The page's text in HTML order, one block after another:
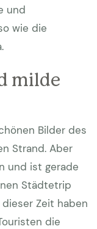
und
wie die
milde
Bilder des
Strand. Aber
und ist gerade
Städtetrip
Zeit haben
die